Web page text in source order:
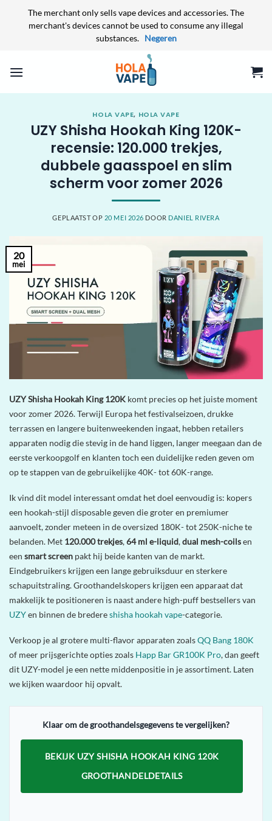
The merchant only sells vape devices and accessories. The
merchant's devices cannot be used to consume any illegal
substances. Negeren
naar
HOLA VAPE, HOLA VAPE
UZY Shisha Hookah King 120K-
recensie: 120.000 trekjes,
dubbele gaasspoel en slim
scherm voor zomer 2026
GEPLAATST OP 20 MEI 2026 DOOR DANIEL RIVERA
20
mei
UZY Shisha Hookah King 120K komt precies op het juiste moment
voor zomer 2026. Terwijl Europa het festivalseizoen, drukke
terrassen en langere buitenweekenden ingaat, hebben retailers
apparaten nodig die stevig in de hand liggen, langer meegaan dan de
eerste verkoopgolf en klanten toch een duidelijke reden geven om
op te stappen van de gebruikelijke 40K- tot 60K-range.
Ik vind dit model interessant omdat het doel eenvoudig is: kopers
een hookah-stijl disposable geven die groter en premiumer
aanvoelt, zonder meteen in de oversized 180K- tot 250K-niche te
belanden. Met 120.000 trekjes,64 ml e-liquid,dual mesh-coilsen
een smart screen pakt hij beide kanten van de markt.
Eindgebruikers krijgen een lange gebruiksduur en sterkere
schapuitstraling. Groothandelskopers krijgen een apparaat dat
makkelijk te positioneren is naast andere high-puff bestsellers van
UZYen binnen de bredereshisha hookah vape-categorie.
Verkoop je al grotere multi-flavor apparaten zoalsQQ Bang 180K
of meer prijsgerichte opties zoals Happ Bar GR100K Pro, dan geeft
dit UZY-model je een nette middenpositie in je assortiment. Laten
we kijken waardoor hij opvalt.
Klaar om de groothandelsgegevens te vergelijken?
BEKIJK UZY SHISHA HOOKAH KING 120K
GROOTHANDELDETAILS